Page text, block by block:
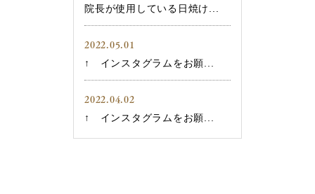
院長が使用している日焼け...
2022.05.01
↑ インスタグラムをお願...
2022.04.02
↑ インスタグラムをお願...